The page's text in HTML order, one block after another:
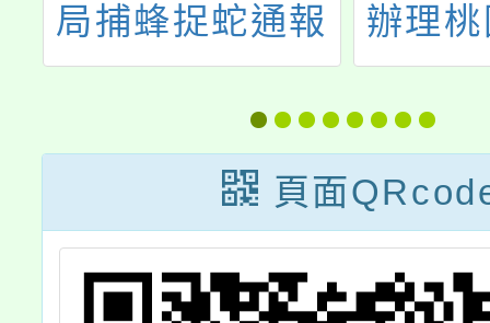
局捕蜂捉蛇通報
方式
辦理
民傑
優服
計畫
傳轉
頁面